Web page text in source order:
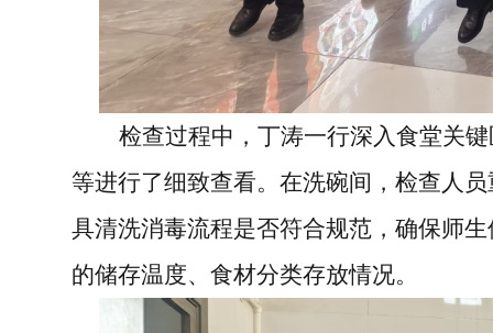
检查过程中，丁涛一行深入食堂关
等进行了细致查看。在洗碗间，检查人
具清洗消毒流程是否符合规范，确保师
的储存温度、食材分类存放情况。